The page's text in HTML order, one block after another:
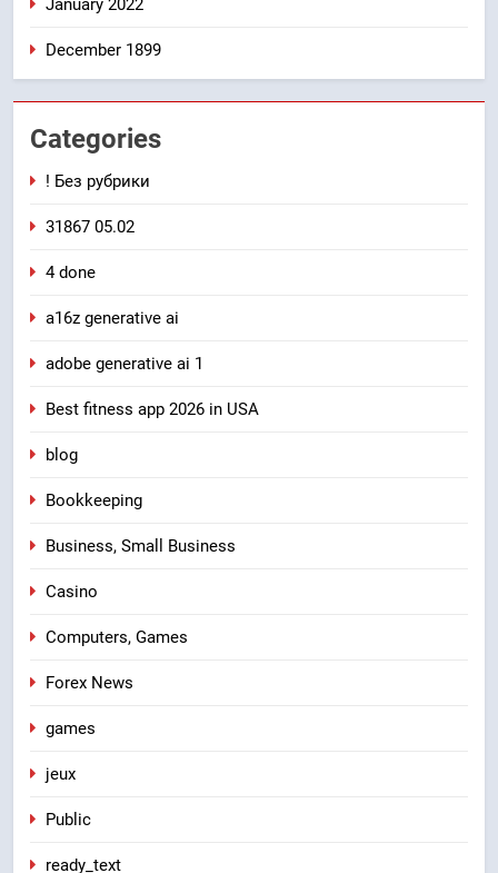
January 2022
December 1899
Categories
! Без рубрики
31867 05.02
4 done
a16z generative ai
adobe generative ai 1
Best fitness app 2026 in USA
blog
Bookkeeping
Business, Small Business
Casino
Computers, Games
Forex News
games
jeux
Public
ready_text